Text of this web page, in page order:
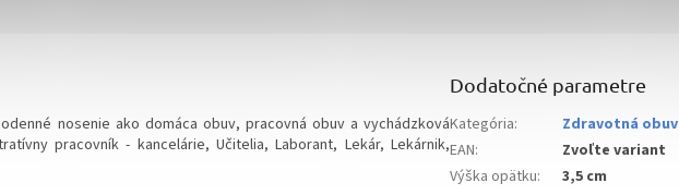
nosenie ako domáca obuv, pracovná obuv a vychádzková
pracovník - kancelárie, Učitelia, Laborant, Lekár, Lekárnik,
Dodatočné parametre
Kategória:
Zdravotná obuv
EAN:
Zvoľte variant
Výška opätku: 3,5 cm